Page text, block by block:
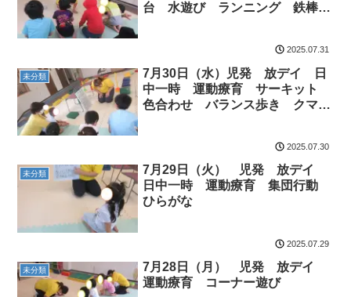
台 水遊び ランニング 鉄棒
2025.07.31
未分類
7月30日（水）児発 放デイ 日
中一時 運動療育 サーキット
色合わせ バランス歩き クマ
2025.07.30
未分類
7月29日（火） 児発 放デイ
日中一時 運動療育 集団行動
ひらがな
2025.07.29
未分類
7月28日（月） 児発 放デイ
運動療育 コーナー遊び